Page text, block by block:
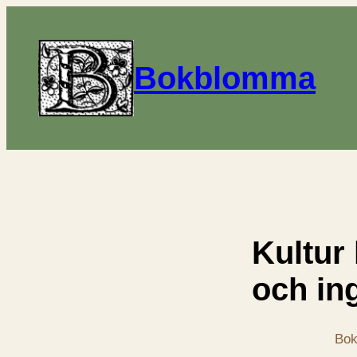
Bokblomma
Kultur
och